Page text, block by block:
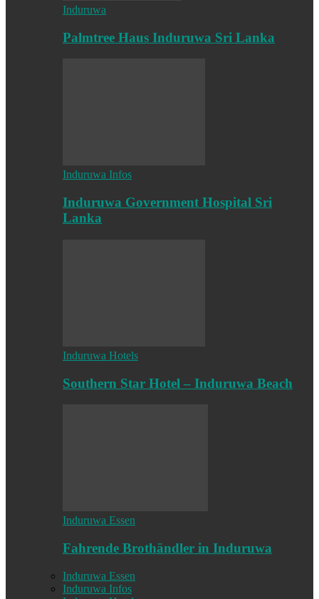
Induruwa
Palmtree Haus Induruwa Sri Lanka
Induruwa Infos
Induruwa Government Hospital Sri
Lanka
Induruwa Hotels
Southern Star Hotel – Induruwa Beach
Induruwa Essen
Fahrende Brothändler in Induruwa
Induruwa Essen
Induruwa Infos